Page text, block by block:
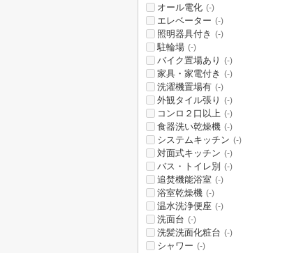
オール電化 (-)
エレベーター (-)
照明器具付き (-)
駐輪場 (-)
バイク置場あり (-)
家具・家電付き (-)
洗濯機置場有 (-)
外観タイル張り (-)
コンロ２口以上 (-)
食器洗い乾燥機 (-)
システムキッチン (-)
対面式キッチン (-)
バス・トイレ別 (-)
追焚機能浴室 (-)
浴室乾燥機 (-)
温水洗浄便座 (-)
洗面台 (-)
洗髪洗面化粧台 (-)
シャワー (-)